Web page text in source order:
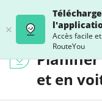
Accès facile
RouteYou
et en